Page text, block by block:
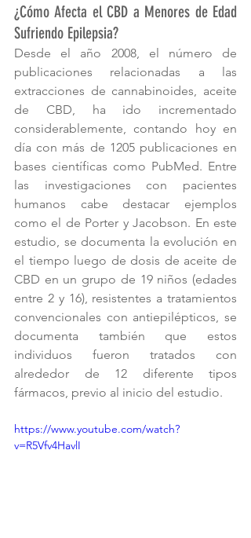
¿Cómo Afecta el CBD a Menores de Edad
Sufriendo Epilepsia?
Desde el año 2008, el número de
publicaciones relacionadas a las
extracciones de cannabinoides, aceite
de CBD, ha ido incrementado
considerablemente, contando hoy en
día con más de 1205 publicaciones en
bases científicas como PubMed. Entre
las investigaciones con pacientes
humanos cabe destacar ejemplos
como el de Porter y Jacobson. En este
estudio, se documenta la evolución en
el tiempo luego de dosis de aceite de
CBD en un grupo de 19 niños (edades
entre 2 y 16), resistentes a tratamientos
convencionales con antiepilépticos, se
documenta también que estos
individuos fueron tratados con
alrededor de 12 diferente tipos
fármacos, previo al inicio del estudio.
https://www.youtube.com/watch?
v=R5Vfv4HavlI